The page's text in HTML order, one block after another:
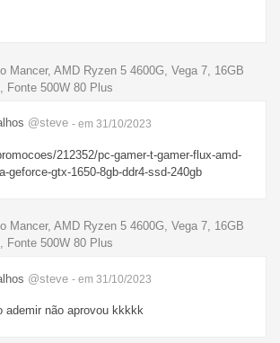
Mancer, AMD Ryzen 5 4600G, Vega 7, 16GB
Fonte 500W 80 Plus
@steve - em 31/10/2023
212352/pc-gamer-t-gamer-flux-amd-
geforce-gtx-1650-8gb-ddr4-ssd-240gb
Mancer, AMD Ryzen 5 4600G, Vega 7, 16GB
Fonte 500W 80 Plus
@steve - em 31/10/2023
ademir não aprovou kkkkk